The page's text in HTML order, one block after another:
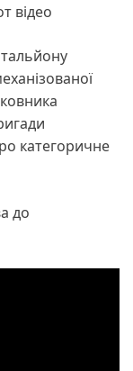
відео
категоричне
до